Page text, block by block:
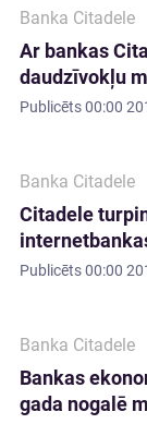
Banka Citadele
Ar bankas
daudzīvokļu
Publicēts00:00
Banka Citadele
Citadele
Publicēts00:00
Banka Citadele
Bankas
gada nogalē